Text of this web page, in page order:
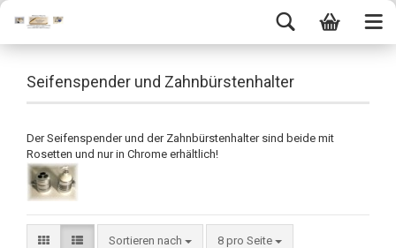
Seifenspender und Zahnbürstenhalter
Der Seifenspender und der Zahnbürstenhalter sind beide mit
Rosetten und nur in Chrome erhältlich!
Sortieren nach 8 pro Seite